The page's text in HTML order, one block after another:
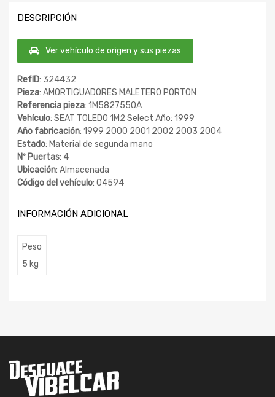
DESCRIPCIÓN
Ver vehículo de origen y sus piezas
RefID: 324432
Pieza: AMORTIGUADORES MALETERO PORTON
Referencia pieza: 1M5827550A
Vehículo: SEAT TOLEDO 1M2 Select Año: 1999
Año fabricación: 1999 2000 2001 2002 2003 2004
Estado: Material de segunda mano
Nº Puertas: 4
Ubicación: Almacenada
Código del vehículo: 04594
INFORMACIÓN ADICIONAL
Peso
5 kg